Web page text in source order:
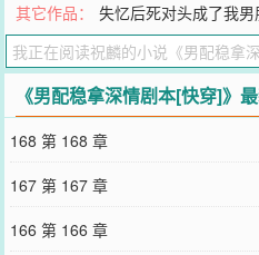
前和未来小舅子——女主的弟弟搞好
弟，跟在对方的屁股后面，一口一
远大——想做大哥的姐夫。所有人
山下火海在所不辞。大哥也很“器重
眠，每月管吃管住管上树，甚至时
点就是偶尔会揉揉他的头。后来某
向”。大哥唇角噙笑，眼底神情寒
不敢。*【世界三：季眠是个暗恋主
追求主角受，在一切适当和不适当
追求任务达成，季眠美美放假。为
地买了两瓶小酒，借酒浇愁，崆峒
其它作品： 失忆后死对头成了我男
《男配稳拿深情剧本[快穿]》
168 第 168 章
167 第 167 章
166 第 166 章